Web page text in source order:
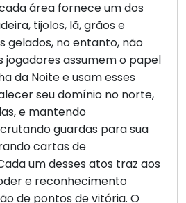
área fornece um dos
tijolos, lã, grãos e
gelados, no entanto, não
jogadores assumem o papel
da Noite e usam esses
seu domínio no norte,
e mantendo
guardas para sua
cartas de
um desses atos traz aos
e reconhecimento
de pontos de vitória. O